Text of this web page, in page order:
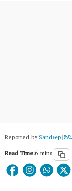
Reported by:Sandeep|
Read Time:6 mins